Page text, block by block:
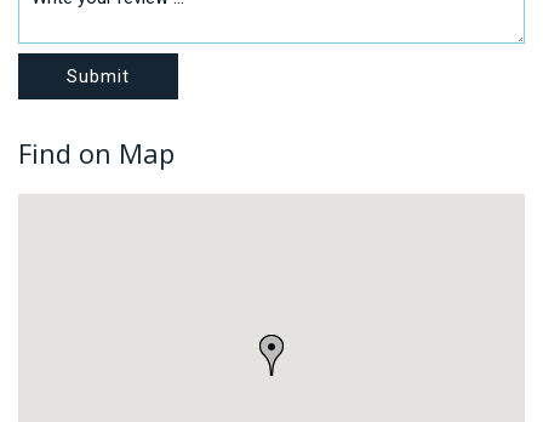
Find on Map